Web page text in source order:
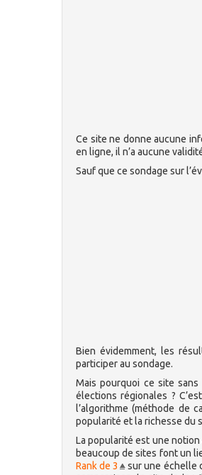
Ce site ne donne aucune
en ligne, il n’a aucune
Sauf que ce sondage sur
Bien évidemment, les
participer au sondage.
Mais pourquoi ce site
élections régionales ?
l’algorithme (méthode de
popularité et la richesse du
La popularité est une
beaucoup de sites font un
Rank de 3
sur une échelle